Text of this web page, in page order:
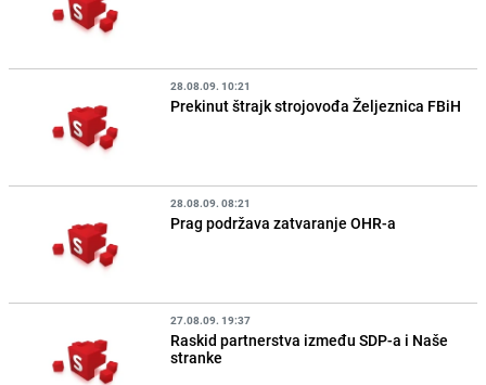
28.08.09. 10:21
Prekinut štrajk strojovođa Željeznica FBiH
28.08.09. 08:21
Prag podržava zatvaranje OHR-a
27.08.09. 19:37
Raskid partnerstva između SDP-a i Naše
stranke